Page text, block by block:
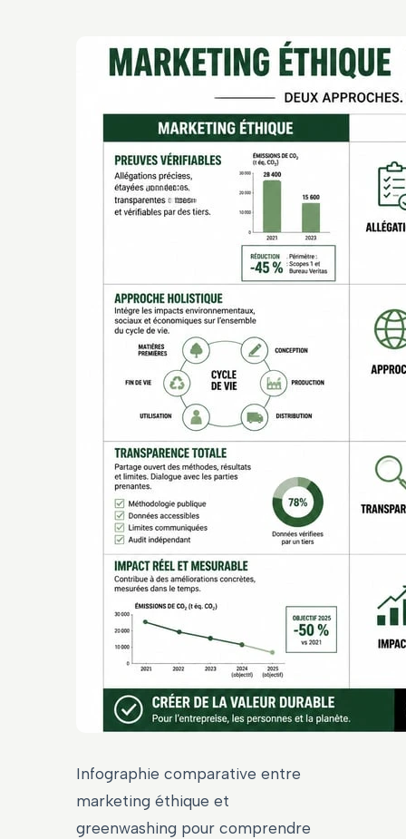
Infographie comparative entre
marketing éthique et
greenwashing pour comprendre